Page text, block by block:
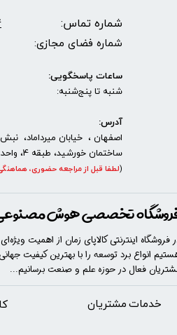
خدمات مشتریان
تخصصی هوش مصنوعی و
فروشگاه اینترنتی کالاپای زمان از اهمیت
انواع برد توسعه را با​​​ بهترین کیفیت
فعال در حوزه علم و صنعت برسانیم...
شماره تماس:
شماره فضای مجازی:
ساعات پاسخگویی:
شنبه تا پنج‌شنبه: 8
آدرس:
اصفهان ، خیابان میرداماد، نبش
ساختمان خورشید، طبقه 4، واحد 11، پلاک 292
(لطفا قبل از مراجعه حضوری،